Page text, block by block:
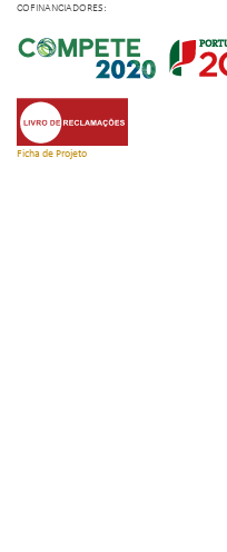
COFINANCIADORES:
Ficha de Projeto